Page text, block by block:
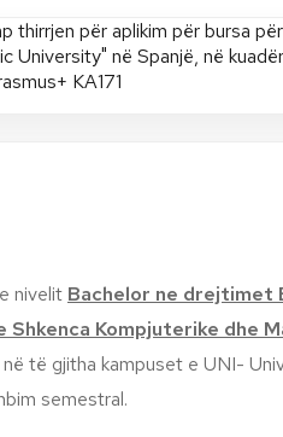
nivelit Bachelor ne drejtimet
Shkenca Kompjuterike dhe
në të gjitha kampuset e UNI-
semestral.